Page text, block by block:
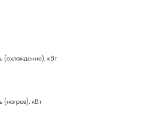
(охлаждение), кВт
(нагрев), кВт